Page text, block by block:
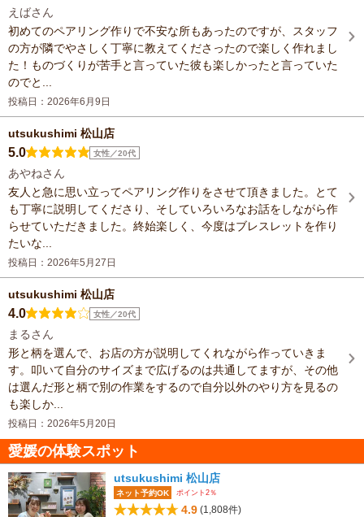
えばさん
初めてのペアリング作りで不安な所もあったのですが、スタッフ
の方が隣でやさしく丁寧に教えてくださったので楽しく作れまし
た！ものづくりが苦手と言っていた彼も楽しかったと言っていた
のでと...
投稿日：2026年6月9日
utsukushimi 松山店
5.0 女性／20代
あやねさん
友人と急に思い立ってペアリング作りをさせて頂きました。とて
も丁寧に説明してくださり、そしていろいろなお話をしながら作
らせていただきました。終始楽しく、今度はブレスレットを作り
たいな...
投稿日：2026年5月27日
utsukushimi 松山店
4.0 女性／20代
まるさん
形と柄を選んで、お店の方が説明してくれながら作っていきま
す。叩いて自分のサイズまで広げるのは共通してますが、その他
は選んだ形と柄で別の作業をするので自分以外のやり方を見るの
も楽しか...
投稿日：2026年5月20日
愛媛の体験スポット
utsukushimi 松山店
ネット予約OK ポイント2％
4.9 (1,808件)